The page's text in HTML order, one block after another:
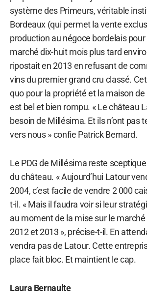
système des Primeurs, véritable
Bordeaux (qui permet la vente
production au négoce bordelais
marché dix-huit mois plus tard
ripostait en 2013 en refusant de
vins du premier grand cru classé.
quo pour la propriété et la maison
est bel et bien rompu. « Le château
besoin de Millésima. Et ils n’ont pas
vers nous » confie Patrick Bernard.
Le PDG de Millésima reste
du château. « Aujourd’hui Latour
2004, c’est facile de vendre 2 000
t-il. « Mais il faudra voir si leur
au moment de la mise sur le
2012 et 2013 », précise-t-il. En
vendra pas de Latour. Cette
place fait bloc. Et maintient le cap.
Laura Bernaulte